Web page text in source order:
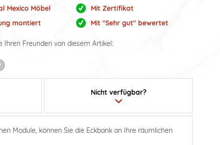
Mexico Möbel
Mit Zertifikat
montiert
Mit "Sehr gut" bewertet
Ihren Freunden von diesem Artikel:
Nicht verfügbar?
Module, können Sie die Eckbank an Ihre räumlichen